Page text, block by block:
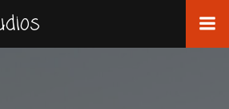
springen